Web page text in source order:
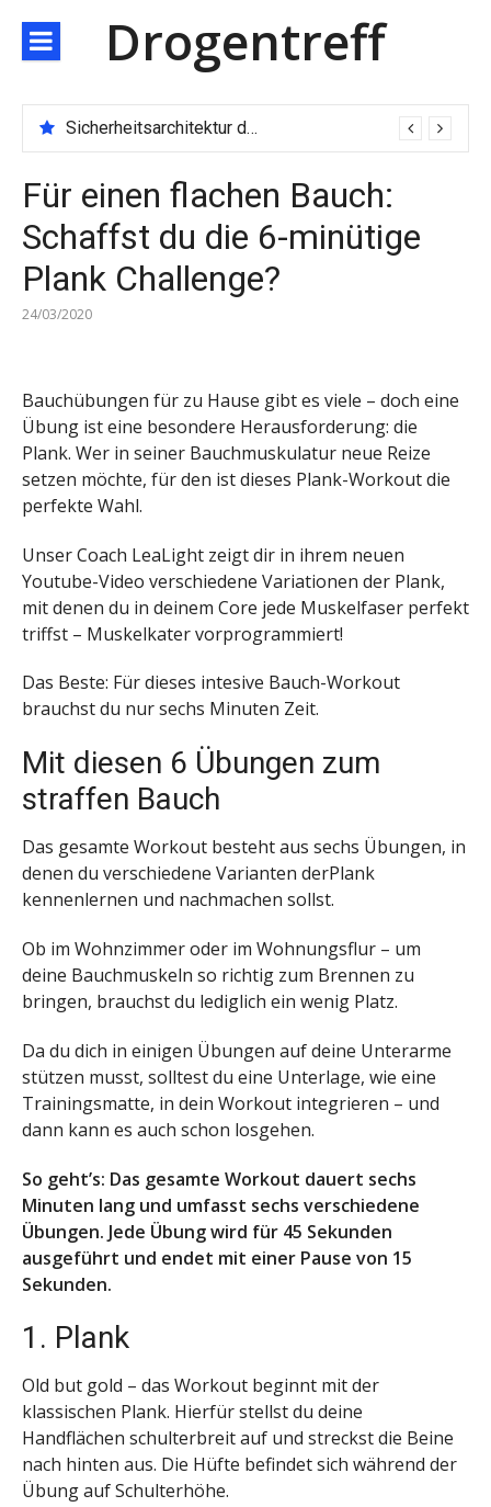
zum
Inhalt
Drogentreff
Sicherheitsarchitektur der nächsten Generation: JARXE kombiniert Multi-Wallet und MPC als Schutzschild für digitales Vertrauen
Für einen flachen Bauch:
Schaffst du die 6-minütige
Plank Challenge?
24/03/2020
Bauchübungen für zu Hause gibt es viele – doch eine
Übung ist eine besondere Herausforderung: die
Plank. Wer in seiner Bauchmuskulatur neue Reize
setzen möchte, für den ist dieses Plank-Workout die
perfekte Wahl.
Unser Coach LeaLight zeigt dir in ihrem neuen
Youtube-Video verschiedene Variationen der Plank,
mit denen du in deinem Core jede Muskelfaser perfekt
triffst – Muskelkater vorprogrammiert!
Das Beste: Für dieses intesive Bauch-Workout
brauchst du nur sechs Minuten Zeit.
Mit diesen 6 Übungen zum
straffen Bauch
Das gesamte Workout besteht aus sechs Übungen, in
denen du verschiedene Varianten derPlank
kennenlernen und nachmachen sollst.
Ob im Wohnzimmer oder im Wohnungsflur – um
deine Bauchmuskeln so richtig zum Brennen zu
bringen, brauchst du lediglich ein wenig Platz.
Da du dich in einigen Übungen auf deine Unterarme
stützen musst, solltest du eine Unterlage, wie eine
Trainingsmatte, in dein Workout integrieren – und
dann kann es auch schon losgehen.
So geht’s: Das gesamte Workout dauert sechs
Minuten lang und umfasst sechs verschiedene
Übungen. Jede Übung wird für 45 Sekunden
ausgeführt und endet mit einer Pause von 15
Sekunden.
1. Plank
Old but gold – das Workout beginnt mit der
klassischen Plank. Hierfür stellst du deine
Handflächen schulterbreit auf und streckst die Beine
nach hinten aus. Die Hüfte befindet sich während der
Übung auf Schulterhöhe.